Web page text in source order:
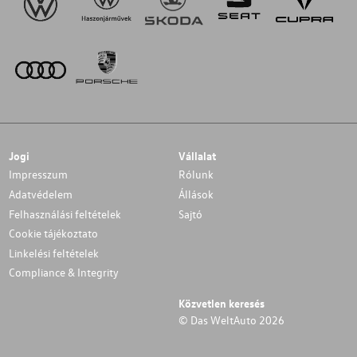
Jogi
Impresszum
Adatvédelem
Felhasználási feltételek
Cookie tájékoztato
Linkelési feltételek
Compliance & Integrity
Vállalat
Rólunk
Állások
Sajtó
Közvetlen keresés
© Das WeltAuto 2026